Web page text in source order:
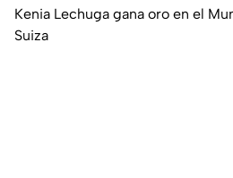
Kenia Lechuga gana oro en el
Suiza